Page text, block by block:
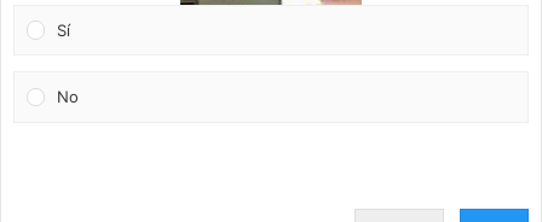
Sí
No